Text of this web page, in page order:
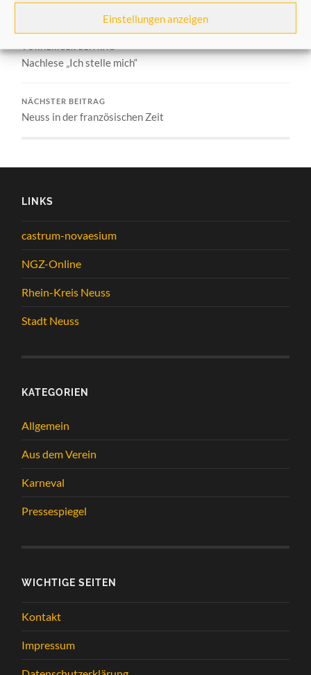
Einstellungen anzeigen
Allgemein,Aus dem Verein
VORHERIGER BEITRAG
Nachlese „Ich stelle mich“
NÄCHSTER BEITRAG
Neuss in der französischen Zeit
LINKS
castrum-novaesium
NGZ-Online
Rhein-Kreis Neuss
Stadt Neuss
KATEGORIEN
Allgemein
Aus dem Verein
Karneval
Pressespiegel
WICHTIGE SEITEN
Kontakt
Impressum